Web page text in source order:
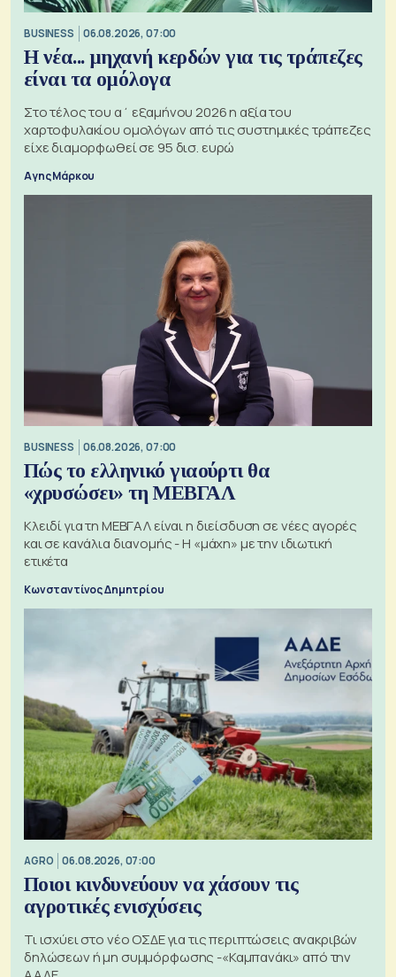
BUSINESS 06.08.2026, 07:00
Η νέα... μηχανή κερδών για τις τράπεζες
είναι τα ομόλογα
Στο τέλος του α΄ εξαμήνου 2026 η αξία του
χαρτοφυλακίου ομολόγων από τις συστημικές τράπεζες
είχε διαμορφωθεί σε 95 δισ. ευρώ
Αγης Μάρκου
BUSINESS 06.08.2026, 07:00
Πώς το ελληνικό γιαούρτι θα
«χρυσώσει» τη ΜΕΒΓΑΛ
Κλειδί για τη ΜΕΒΓΑΛ είναι η διείσδυση σε νέες αγορές
και σε κανάλια διανομής - Η «μάχη» με την ιδιωτική
ετικέτα
Κωνσταντίνος Δημητρίου
AGRO 06.08.2026, 07:00
Ποιοι κινδυνεύουν να χάσουν τις
αγροτικές ενισχύσεις
Τι ισχύει στο νέο ΟΣΔΕ για τις περιπτώσεις ανακριβών
δηλώσεων ή μη συμμόρφωσης -«Καμπανάκι» από την